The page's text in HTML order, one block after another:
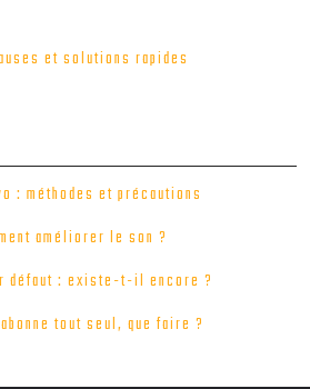
et solutions rapides
: méthodes et précautions
améliorer le son ?
défaut : existe-t-il encore ?
tout seul, que faire ?